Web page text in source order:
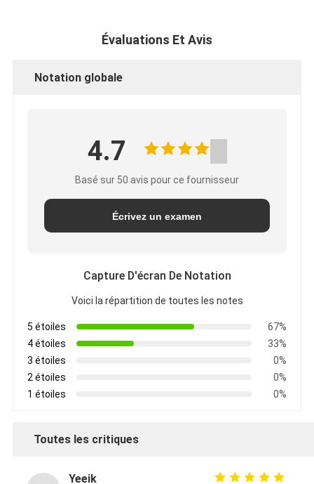
Évaluations Et Avis
Notation globale
4.7
Basé sur 50 avis pour ce fournisseur
Écrivez un examen
Capture D'écran De Notation
Voici la répartition de toutes les notes
5 étoiles
67%
4 étoiles
33%
3 étoiles
0%
2 étoiles
0%
1 étoiles
0%
Toutes les critiques
Yeeik